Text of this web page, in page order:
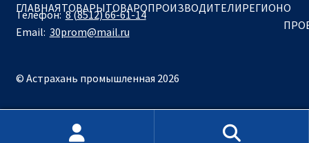
ГЛАВНАЯТОВАРЫТОВАРОПРОИЗВОДИТЕЛИРЕГИОНО
Телефон:8 (8512) 66-61-14
Email: 30prom@mail.ru
© Астрахань промышленная 2026